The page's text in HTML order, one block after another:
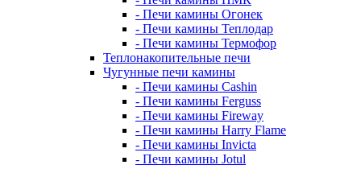
- Печи камины Огонек
- Печи камины Теплодар
- Печи камины Термофор
Теплонакопительные печи
Чугунные печи камины
- Печи камины Cashin
- Печи камины Ferguss
- Печи камины Fireway
- Печи камины Harry Flame
- Печи камины Invicta
- Печи камины Jotul